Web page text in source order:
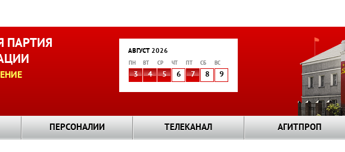
ПАРТИЯ
АВГУСТ 2026
ПН ВТ СР ЧТ СБ ВС
3 4 5 6 7 8 9
ПЕРСОНАЛИИ ТЕЛЕКАНАЛ АГИТПРОП